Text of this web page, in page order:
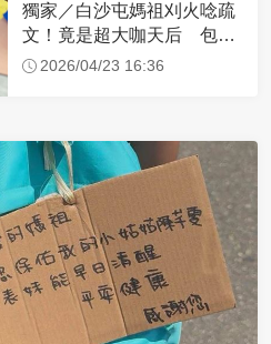
獨家／白沙屯媽祖刈火唸疏
文！竟是超大咖天后 包尿
布忍尿5小時不喊累
2026/04/23 16:36